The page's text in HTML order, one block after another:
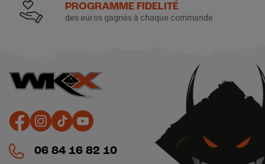
PROGRAMME FIDELITÉ
des euros gagnés à chaque commande
06 84 16 82 10